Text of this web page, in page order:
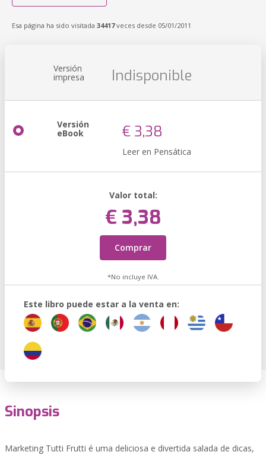
Esa página ha sido visitada 34417veces desde 05/01/2011
Versión
impresa Indisponible
Versión
eBook € 3,38
Leer en Pensática
Valor total:
€ 3,38
Comprar
*No incluye IVA.
Este libro puede estar a la venta en:
Sinopsis
Marketing Tutti Frutti é uma deliciosa e divertida salada de dicas,